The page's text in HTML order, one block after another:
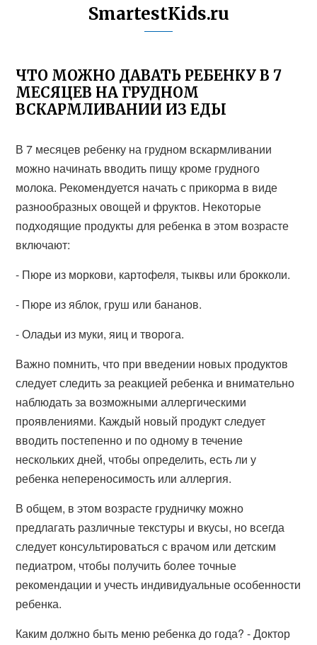
SmartestKids.ru
ЧТО МОЖНО ДАВАТЬ РЕБЕНКУ В 7
МЕСЯЦЕВ НА ГРУДНОМ
ВСКАРМЛИВАНИИ ИЗ ЕДЫ
В 7 месяцев ребенку на грудном вскармливании
можно начинать вводить пищу кроме грудного
молока. Рекомендуется начать с прикорма в виде
разнообразных овощей и фруктов. Некоторые
подходящие продукты для ребенка в этом возрасте
включают:
- Пюре из моркови, картофеля, тыквы или брокколи.
- Пюре из яблок, груш или бананов.
- Оладьи из муки, яиц и творога.
Важно помнить, что при введении новых продуктов
следует следить за реакцией ребенка и внимательно
наблюдать за возможными аллергическими
проявлениями. Каждый новый продукт следует
вводить постепенно и по одному в течение
нескольких дней, чтобы определить, есть ли у
ребенка непереносимость или аллергия.
В общем, в этом возрасте грудничку можно
предлагать различные текстуры и вкусы, но всегда
следует консультироваться с врачом или детским
педиатром, чтобы получить более точные
рекомендации и учесть индивидуальные особенности
ребенка.
Каким должно быть меню ребенка до года? - Доктор